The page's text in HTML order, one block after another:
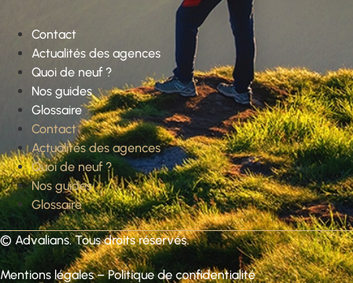
Contact
Actualités des agences
Quoi de neuf ?
Nos guides
Glossaire
Contact
Actualités des agences
Quoi de neuf ?
Nos guides
Glossaire
© Advalians. Tous droits réservés.
Mentions légales–Politique de confidentialité